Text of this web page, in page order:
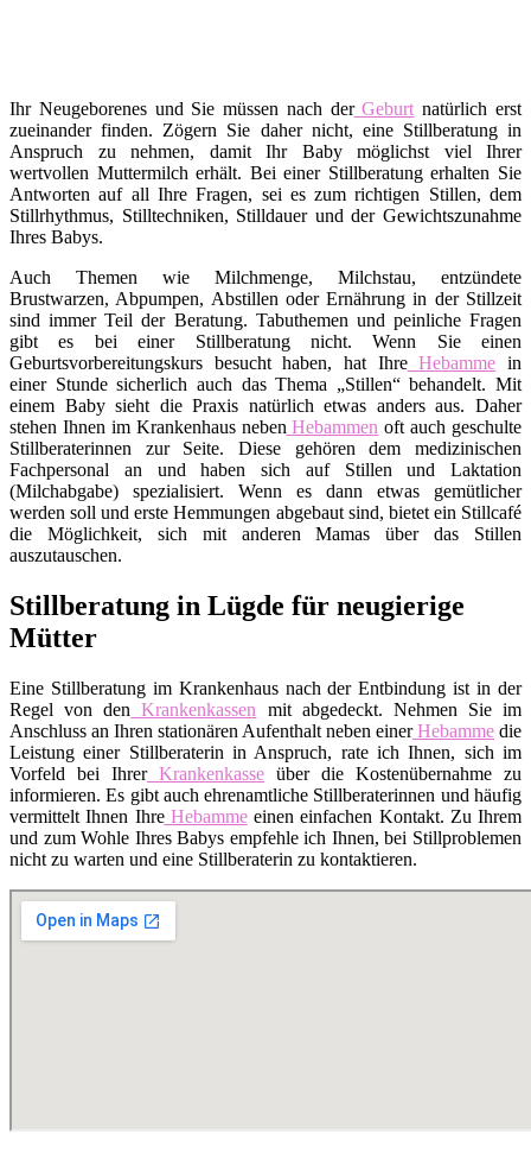
Ihr Neugeborenes und Sie müssen nach derGeburt natürlich erst
zueinander finden. Zögern Sie daher nicht, eine Stillberatung in
Anspruch zu nehmen, damit Ihr Baby möglichst viel Ihrer
wertvollen Muttermilch erhält. Bei einer Stillberatung erhalten Sie
Antworten auf all Ihre Fragen, sei es zum richtigen Stillen, dem
Stillrhythmus, Stilltechniken, Stilldauer und der Gewichtszunahme
Ihres Babys.
Auch Themen wie Milchmenge, Milchstau, entzündete
Brustwarzen, Abpumpen, Abstillen oder Ernährung in der Stillzeit
sind immer Teil der Beratung. Tabuthemen und peinliche Fragen
gibt es bei einer Stillberatung nicht. Wenn Sie einen
Geburtsvorbereitungskurs besucht haben, hat IhreHebamme in
einer Stunde sicherlich auch das Thema „Stillen“ behandelt. Mit
einem Baby sieht die Praxis natürlich etwas anders aus. Daher
stehen Ihnen im Krankenhaus neben Hebammen oft auch geschulte
Stillberaterinnen zur Seite. Diese gehören dem medizinischen
Fachpersonal an und haben sich auf Stillen und Laktation
(Milchabgabe) spezialisiert. Wenn es dann etwas gemütlicher
werden soll und erste Hemmungen abgebaut sind, bietet ein Stillcafé
die Möglichkeit, sich mit anderen Mamas über das Stillen
auszutauschen.
Stillberatung in Lügde für neugierige
Mütter
Eine Stillberatung im Krankenhaus nach der Entbindung ist in der
Regel von den Krankenkassen mit abgedeckt. Nehmen Sie im
Anschluss an Ihren stationären Aufenthalt neben einerHebamme die
Leistung einer Stillberaterin in Anspruch, rate ich Ihnen, sich im
Vorfeld bei IhrerKrankenkasse über die Kostenübernahme zu
informieren. Es gibt auch ehrenamtliche Stillberaterinnen und häufig
vermittelt Ihnen IhreHebammeeinen einfachen Kontakt. Zu Ihrem
und zum Wohle Ihres Babys empfehle ich Ihnen, bei Stillproblemen
nicht zu warten und eine Stillberaterin zu kontaktieren.